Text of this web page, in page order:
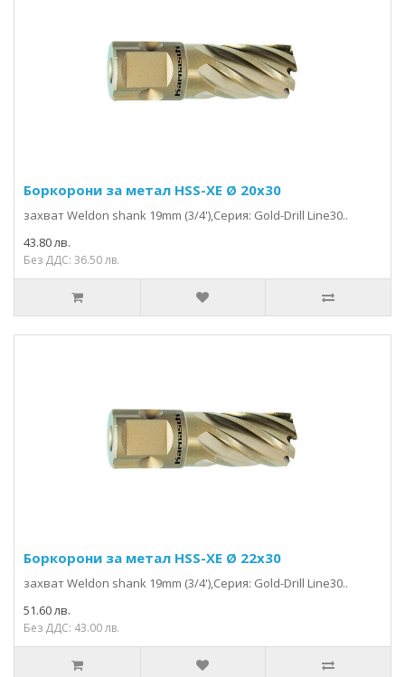
Боркорони за метал HSS-XE Ø 20x30
захвaт Weldon shank 19mm (3/4'),Серия: Gold-Drill Line30..
43.80 лв.
Без ДДС: 36.50 лв.
Боркорони за метал HSS-XE Ø 22x30
захвaт Weldon shank 19mm (3/4'),Серия: Gold-Drill Line30..
51.60 лв.
Без ДДС: 43.00 лв.